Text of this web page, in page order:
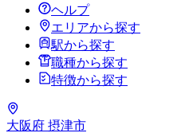
ヘルプ
エリアから探す
駅から探す
職種から探す
特徴から探す
大阪府 摂津市